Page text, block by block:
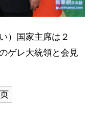
）国家主席は２
ゲレ大統領と会見